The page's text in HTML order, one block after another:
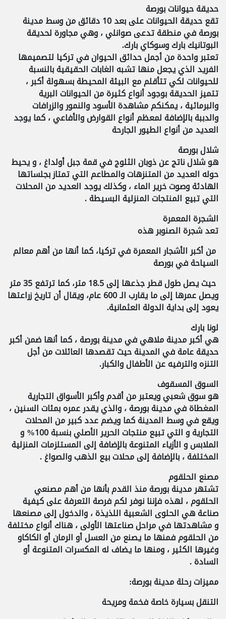
حديقة حيوانات بورصة
تقع حديقة الحيوانات على بعد 10 دقائق من وسط مدينة
بورصة في منطقة تدعى صوانلي ، وهي مجاورة لحديقة
البوتانيك بارك وسوكاي بارك.
تعتبر واحدة من أجمل حدائق الحيوان في تركيا لتصميمها
الفريد الذي يجعل منها تشبه الغابات الحقيقية بالنسبة
للحيوانات لكي تتأقلم مع البيئة المحيطة بسهولة أكبر ،
تتميز الحديقة بوجود أنواع كثيرة من الحيوانات البرية
والبرمائية ، يمكنكم مشاهدة الأسود والنمور والزرافات
والدببة بالإضافة لمعظم أنواع القوارض والأفاعي ، كما يوجد
العديد من أنواع الطيور الجارحة
شلال بورصة
هو شلال ناتج عن ذوبان الثلوج في قمة جبل أولداغ ، و يحيط
حوله العديد من المتنزهات والمطاعم التي تمتاز بجلساتها
الهادئة وصوت خرير الماء ، وكذلك يوجد العديد من المحلات
التي تبيع المنتجات المنزلية البسيطة .
الشجرة المعمرة
تعد شجرة الصنوبر هذه
من أكبر الأشجار المعمرة في تركيا، كما أنها من أهم معالم
السياحة في بورصة
حيث يصل طول قطر جذعها إلى 18.5 متر، كما ترتفع 35 متر
ويصل عمرها إلى ما يقارب الـ 600 عام، ويقال أن تاريخ زراعتها
يعود إلى بداية الدولة العثمانية.
لونا بارك
هي أكبر مدينة ملاهي في مدينة بورصة ، كما أنها ضمن أكبر
حديقة عامة في المدينة حيث تقصدها العائلات من أجل
التنزه والترفيه عن الأطفال والكبار.
السوق المسقوف
هو سوق شعبي ويعتبر من أقدم وأكبر الأسواق التجارية
المغطاة في مدينة بورصة ، والذي يقدر عمره بمئات السنين ،
ويقع في وسط المدينة كما ويضم عدد كبير من المحلات
التجارية و التي تبيع منتجات الحرير الأصلي بنسبة 100% و
الملابس و الأزياء المتنوعة بالإضافة إلى المستلزمات المنزلية
المختلفة ، بالإضافة إلى محلات بيع الذهب والصواغ .
مصنع الحلقوم
تشتهر مدينة بورصة منذ القدم بأنها من أهم مصنعي
الحلقوم ، لهذه فإننا نوفر لكم فرصة التعرفة على كيفية
صناعة هي الحلوى الشعبية اللذيذة ، والدخول إلى مصنعها
و مشاهدتها في مراحل صناعتها الأولى ، هناك أنواع مختلفة
من الحلقوم فمنها ما يصنع من العسل أو الرمان أو الكاكاو
وغيرها الكثير ، ومنها ما يضاف له المكسرات المتنوعة أو
السادة .
مميزات رحلةمدينة بورصة:
التنقل بسيارة خاصةفخمة ومريحة